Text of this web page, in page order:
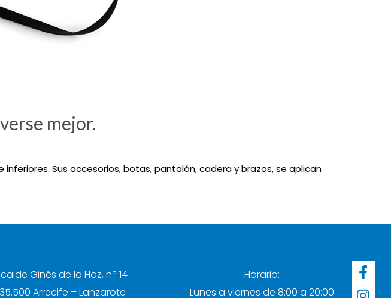
mejor.
Sus accesorios, botas, pantalón, cadera y brazos, se aplican
Ginés de la Hoz, nº 14
35.500 Arrecife – Lanzarote
Horario:
Lunes a viernes de 8:00 a 20:00
F
a
I
n